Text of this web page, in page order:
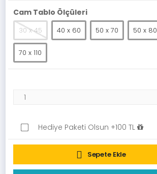
Cam Tablo Ölçüleri
30 x 45 40 x 60 50 x 70 50 x 80
70 x 110
Hediye Paketi Olsun +100 TL
Sepete Ekle